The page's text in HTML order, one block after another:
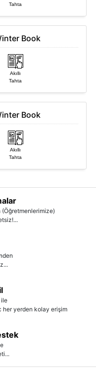
Tahta
Book
Akıllı
Tahta
Book
Akıllı
Tahta
ile
her yerden kolay erişim